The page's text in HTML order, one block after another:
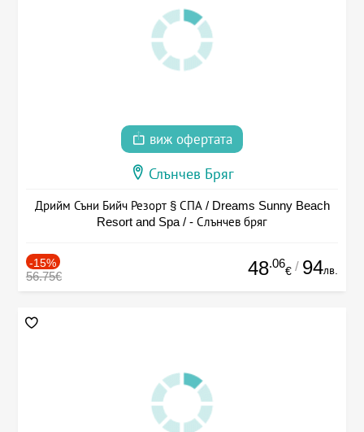
виж офертата
Слънчев Бряг
Дрийм Съни Бийч Резорт § СПА / Dreams Sunny Beach
Resort and Spa / - Слънчев бряг
-15%
56.75€ 48.06
€ / 94лв.